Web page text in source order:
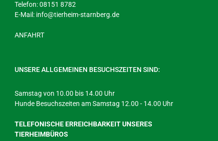
Telefon: 08151 8782
E-Mail: info@tierheim-starnberg.de
ANFAHRT
UNSERE ALLGEMEINEN BESUCHSZEITEN SIND:
Samstag von 10.00 bis 14.00 Uhr
Hunde Besuchszeiten am Samstag 12.00 - 14.00 Uhr
TELEFONISCHE ERREICHBARKEIT UNSERES
TIERHEIMBÜROS